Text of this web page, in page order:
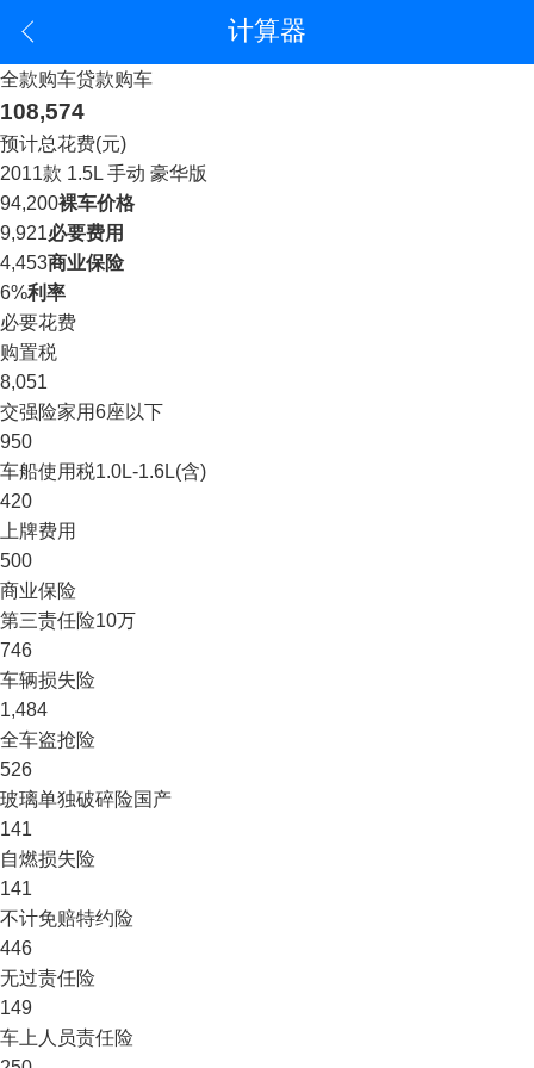
计算器
全款购车贷款购车
108,574
预计总花费(元)
2011款 1.5L 手动 豪华版
94,200裸车价格
9,921必要费用
4,453商业保险
6%利率
必要花费
购置税
8,051
交强险家用6座以下
950
车船使用税1.0L-1.6L(含)
420
上牌费用
500
商业保险
第三责任险10万
746
车辆损失险
1,484
全车盗抢险
526
玻璃单独破碎险国产
141
自燃损失险
141
不计免赔特约险
446
无过责任险
149
车上人员责任险